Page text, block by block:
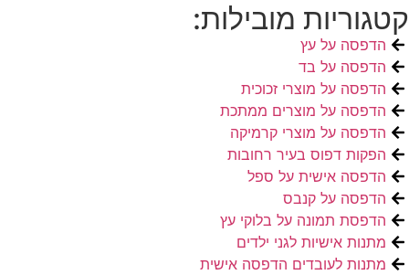
קטגוריות מובילות:
הדפסה על עץ
הדפסה על בד
הדפסה על מוצרי זכוכית
הדפסה על מוצרים ממתכת
הדפסה על מוצרי קרמיקה
הפקות דפוס בעיר רחובות
הדפסה אישית על ספל
הדפסה על קנבס
הדפסת תמונה על בלוקי עץ
מתנות אישיות לגני ילדים
מתנות לעובדים הדפסה אישית